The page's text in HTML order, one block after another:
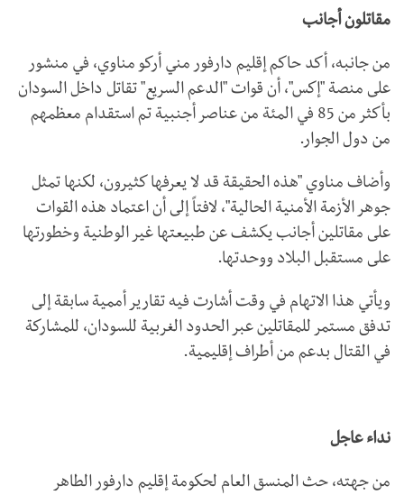
مقاتلون أجانب
من جانبه، أكد حاكم إقليم دارفور مني أركو مناوي، في منشور
على منصة "إكس"، أن قوات "الدعم السريع" تقاتل داخل السودان
بأكثر من 85 في المئة من عناصر أجنبية تم استقدام معظمهم
من دول الجوار.
وأضاف مناوي "هذه الحقيقة قد لا يعرفها كثيرون، لكنها تمثل
جوهر الأزمة الأمنية الحالية"، لافتاً إلى أن اعتماد هذه القوات
على مقاتلين أجانب يكشف عن طبيعتها غير الوطنية وخطورتها
على مستقبل البلاد ووحدتها.
ويأتي هذا الاتهام في وقت أشارت فيه تقارير أممية سابقة إلى
تدفق مستمر للمقاتلين عبر الحدود الغربية للسودان، للمشاركة
في القتال بدعم من أطراف إقليمية.
نداء عاجل
من جهته، حث المنسق العام لحكومة إقليم دارفور الطاهر